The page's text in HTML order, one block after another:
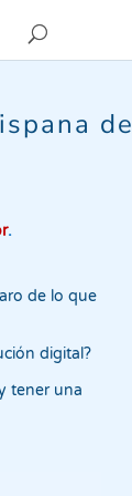
de
.
de lo que
digital?
tener una